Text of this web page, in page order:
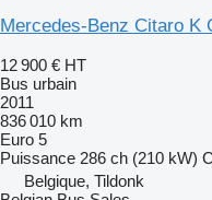
Mercedes-Benz Citaro K
12 900 € HT
Bus urbain
2011
836 010 km
Euro 5
Puissance 286 ch (210 kW)
Belgique, Tildonk